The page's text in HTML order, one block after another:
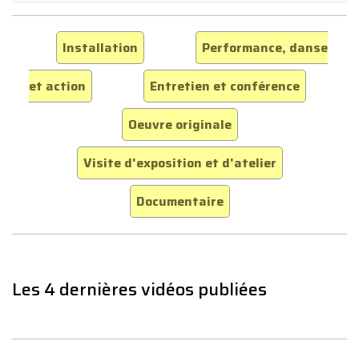
Installation
Performance, danse
et action
Entretien et conférence
Oeuvre originale
Visite d'exposition et d'atelier
Documentaire
Les 4 dernières vidéos publiées